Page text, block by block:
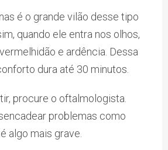
é o grande vilão desse tipo
quando ele entra nos olhos,
e ardência. Dessa
dura até 30 minutos.
procure o oftalmologista.
problemas como
algo mais grave.